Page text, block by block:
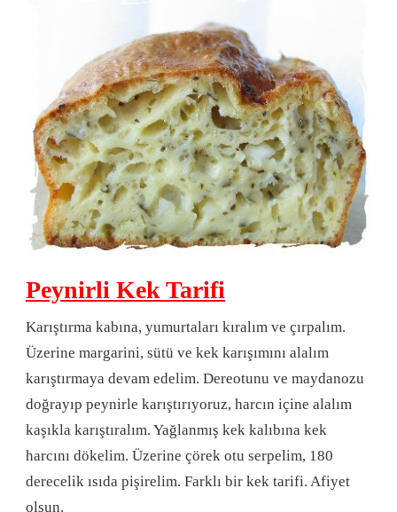
Peynirli Kek Tarifi
Karıştırma kabına, yumurtaları kıralım ve çırpalım.
Üzerine margarini, sütü ve kek karışımını alalım
karıştırmaya devam edelim. Dereotunu ve maydanozu
doğrayıp peynirle karıştırıyoruz, harcın içine alalım
kaşıkla karıştıralım. Yağlanmış kek kalıbına kek
harcını dökelim. Üzerine çörek otu serpelim, 180
derecelik ısıda pişirelim. Farklı bir kek tarifi. Afiyet
olsun.